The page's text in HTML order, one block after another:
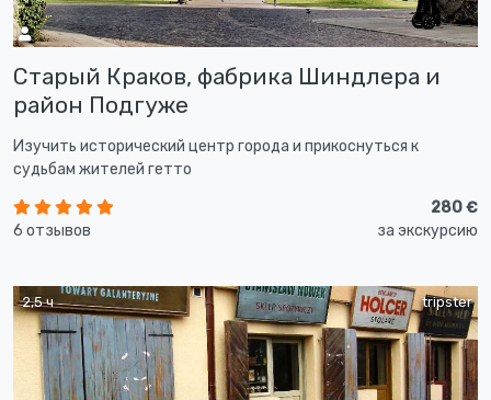
Старый Краков, фабрика Шиндлера и
район Подгуже
Изучить исторический центр города и прикоснуться к
судьбам жителей гетто
6 отзывов
280 €
за экскурсию
tripster
2,5 ч